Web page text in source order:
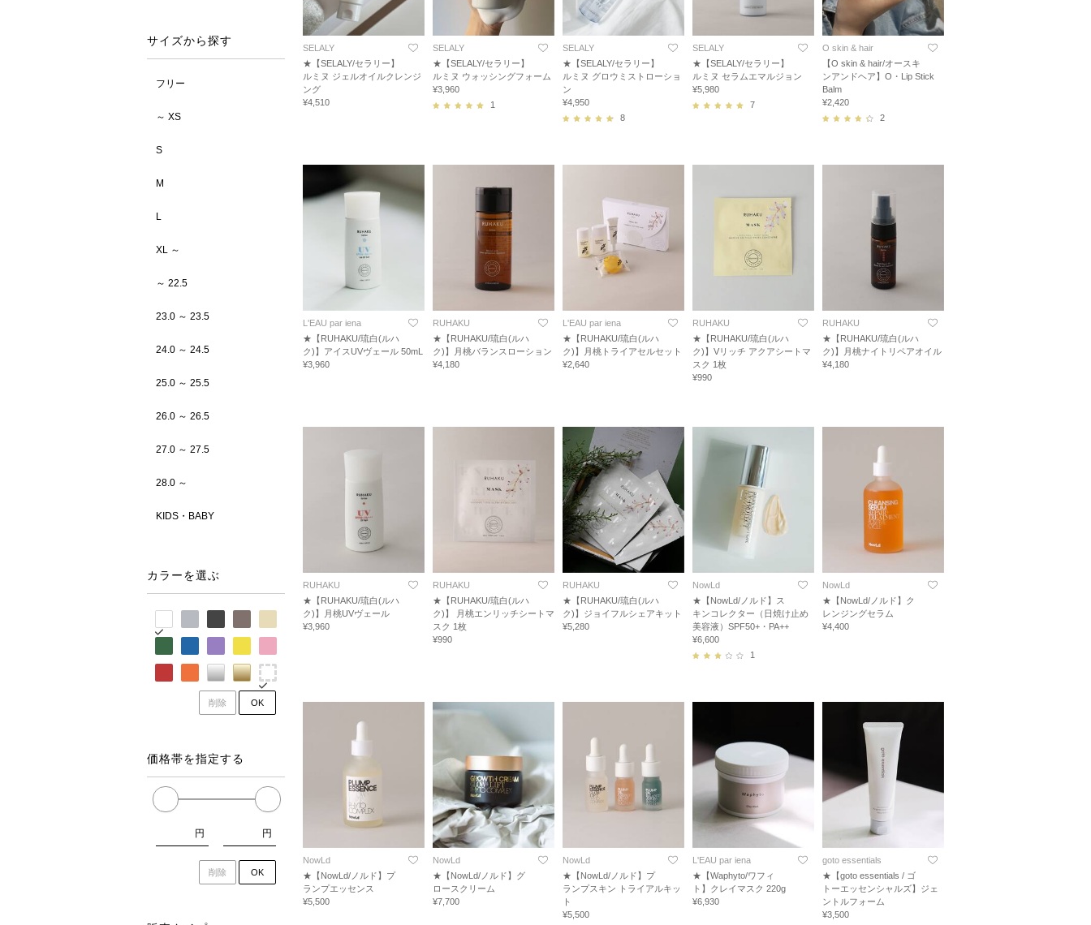
サイズから探す
フリー
～ XS
S
M
L
XL ～
～ 22.5
23.0 ～ 23.5
24.0 ～ 24.5
25.0 ～ 25.5
26.0 ～ 26.5
27.0 ～ 27.5
28.0 ～
KIDS・BABY
カラーを選ぶ
削除 OK
価格帯を指定する
円 円
削除 OK
SELALY
★【SELALY/セラリー】
ルミヌ ジェルオイルクレンジ
ング
¥4,510
SELALY
★【SELALY/セラリー】
ルミヌ ウォッシングフォーム
¥3,960
1
SELALY
★【SELALY/セラリー】
ルミヌ グロウミストローショ
ン
¥4,950
8
SELALY
★【SELALY/セラリー】
ルミヌ セラムエマルジョン
¥5,980
7
O skin & hair
【O skin & hair/オースキ
ンアンドヘア】O・Lip Stick
Balm
¥2,420
2
L'EAU par iena
★【RUHAKU/琉白(ルハ
ク)】アイスUVヴェール 50mL
¥3,960
RUHAKU
★【RUHAKU/琉白(ルハ
ク)】月桃バランスローション
¥4,180
L'EAU par iena
★【RUHAKU/琉白(ルハ
ク)】月桃トライアセルセット
¥2,640
RUHAKU
★【RUHAKU/琉白(ルハ
ク)】Vリッチ アクアシートマ
スク 1枚
¥990
RUHAKU
★【RUHAKU/琉白(ルハ
ク)】月桃ナイトリペアオイル
¥4,180
RUHAKU
★【RUHAKU/琉白(ルハ
ク)】月桃UVヴェール
¥3,960
RUHAKU
★【RUHAKU/琉白(ルハ
ク)】 月桃エンリッチシートマ
スク 1枚
¥990
RUHAKU
★【RUHAKU/琉白(ルハ
ク)】ジョイフルシェアキット
¥5,280
NowLd
★【NowLd/ノルド】ス
キンコレクター（日焼け止め
美容液）SPF50+・PA++
¥6,600
1
NowLd
★【NowLd/ノルド】ク
レンジングセラム
¥4,400
NowLd
★【NowLd/ノルド】プ
ランプエッセンス
¥5,500
NowLd
★【NowLd/ノルド】グ
ロースクリーム
¥7,700
NowLd
★【NowLd/ノルド】プ
ランプスキン トライアルキッ
ト
¥5,500
L'EAU par iena
★【Waphyto/ワフィ
ト】クレイマスク 220g
¥6,930
goto essentials
★【goto essentials / ゴ
トーエッセンシャルズ】ジェ
ントルフォーム
¥3,500